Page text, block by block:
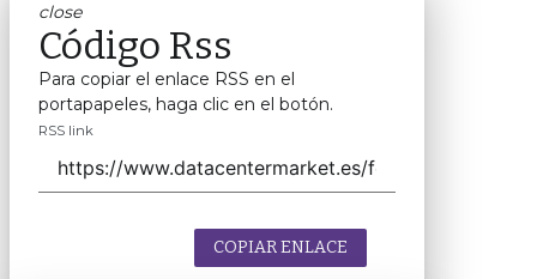
close
Código Rss
Para copiar el enlace RSS en el
portapapeles, haga clic en el botón.
RSS link
COPIAR ENLACE